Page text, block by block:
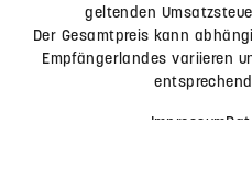
geltenden
Der Gesamtpreis kann
Empfängerlandes variieren
Impressum